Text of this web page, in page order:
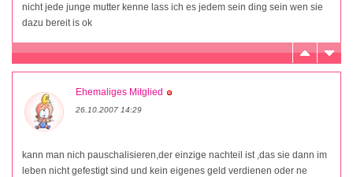
nicht jede junge mutter kenne lass ich es jedem sein ding sein wen sie
dazu bereit is ok
Ehemaliges Mitglied
26.10.2007 14:29
kann man nich pauschalisieren,der einzige nachteil ist ,das sie dann im
leben nicht gefestigt sind und kein eigenes geld verdienen oder ne